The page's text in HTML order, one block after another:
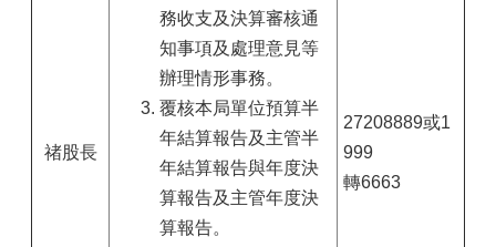
禇股長
務收支及決算審核通
知事項及處理意見等
辦理情形事務。
覆核本局單位預算半
年結算報告及主管半
年結算報告與年度決
算報告及主管年度決
算報告。
27208889或1
999
轉6663